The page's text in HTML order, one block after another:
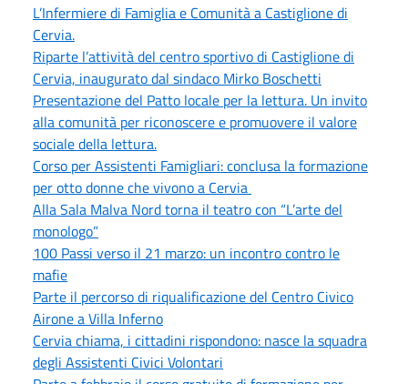
L’Infermiere di Famiglia e Comunità a Castiglione di
Cervia.
Riparte l’attività del centro sportivo di Castiglione di
Cervia, inaugurato dal sindaco Mirko Boschetti
Presentazione del Patto locale per la lettura. Un invito
alla comunità per riconoscere e promuovere il valore
sociale della lettura.
Corso per Assistenti Famigliari: conclusa la formazione
per otto donne che vivono a Cervia
Alla Sala Malva Nord torna il teatro con “L’arte del
monologo”
100 Passi verso il 21 marzo: un incontro contro le
mafie
Parte il percorso di riqualificazione del Centro Civico
Airone a Villa Inferno
Cervia chiama, i cittadini rispondono: nasce la squadra
degli Assistenti Civici Volontari